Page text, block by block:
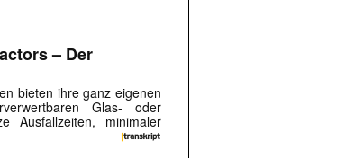
– Der
bieten ihre ganz eigenen
Glas- oder
Ausfallzeiten, minimaler